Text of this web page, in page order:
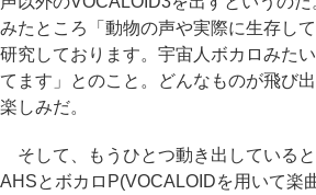
みたところ「動物の声や実際に生存し
研究しております。宇宙人ボカロみた
てます」とのこと。どんなものが飛び
楽しみだ。
そして、もうひとつ動き出していると
AHSとボカロP(VOCALOIDを用いて楽